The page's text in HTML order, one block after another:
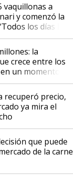
vaquillonas a
y comenzó la
los días le
productor”
la
crece entre los
un momento
la actividad
recuperó precio,
ya mira el
que puede
de la carne